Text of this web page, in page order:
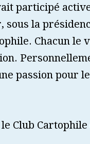
participé
sous la
Chacun le
passion pour
Club Cartophile